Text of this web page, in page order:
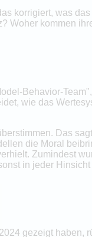
korrigiert, was
Woher kommen
Behavior-
wie das
Das
die Moral
Zumindest
in jeder
gezeigt haben,